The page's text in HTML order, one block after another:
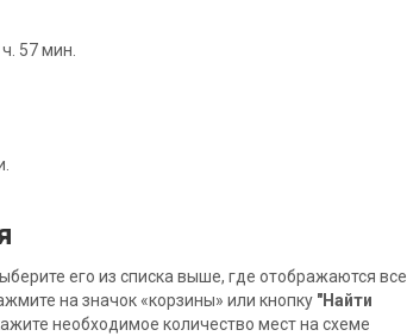
57 мин.
его из списка выше, где отображаются все
на значок «корзины» или кнопку "Найти
необходимое количество мест на схеме